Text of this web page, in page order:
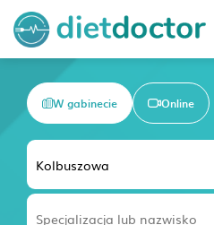
W gabinecie Online